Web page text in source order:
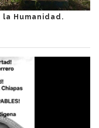
Humanidad.